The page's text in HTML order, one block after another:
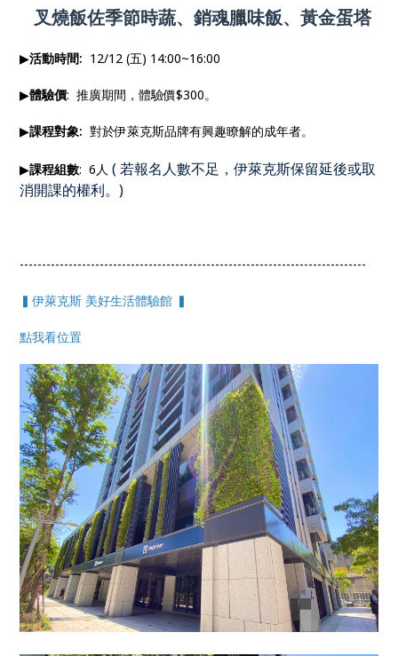
叉燒飯佐季節時蔬、銷魂臘味飯、黃金蛋塔
▶活動時間: 12/12 (五) 14:00~16:00
▶體驗價: 推廣期間，體驗價$300。
▶課程對象:對於伊萊克斯品牌有興趣瞭解的成年者。
▶課程組數: 6人(若報名人數不足，伊萊克斯保留延後或取
消開課的權利。)
------------------------------------------------------------------------------
▍伊萊克斯 美好生活體驗館 ▍
點我看位置